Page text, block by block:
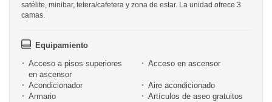
satélite, minibar, tetera/cafetera y zona de estar. La unidad ofrece 3
camas.
Equipamiento
Acceso a pisos superiores
en ascensor
Acceso en ascensor
Acondicionador
Aire acondicionado
Armario
Artículos de aseo gratuitos